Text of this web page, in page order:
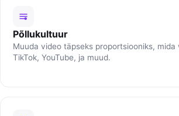
Põllukultuur
Muuda video täpseks proportsiooniks,
TikTok, YouTube, ja muud.